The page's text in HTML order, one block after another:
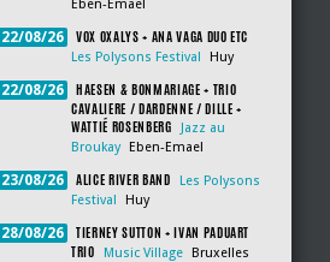
Eben-Emael
22/08/26 VOX OXALYS + ANA VAGA DUO ETC
Les Polysons Festival Huy
22/08/26
HAESEN & BONMARIAGE + TRIO
CAVALIERE / DARDENNE / DILLE +
WATTIÉ ROSENBERG
Jazz au
Broukay
Eben-Emael
23/08/26 ALICE RIVER BAND
Les Polysons
Festival
Huy
28/08/26
TIERNEY SUTTON + IVAN PADUART
TRIO
Music Village Bruxelles